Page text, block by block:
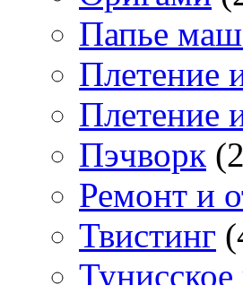
Папье
Плетение
Плетение
Пэчворк
Ремонт и
Твистинг
Тунисское